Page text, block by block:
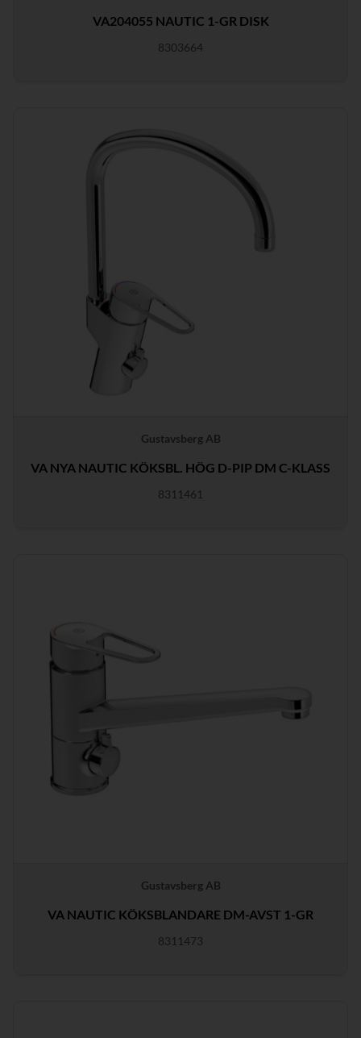
VA204055 NAUTIC 1-GR DISK
8303664
Gustavsberg AB
VA NYA NAUTIC KÖKSBL. HÖG D-PIP DM C-KLASS
8311461
Gustavsberg AB
VA NAUTIC KÖKSBLANDARE DM-AVST 1-GR
8311473